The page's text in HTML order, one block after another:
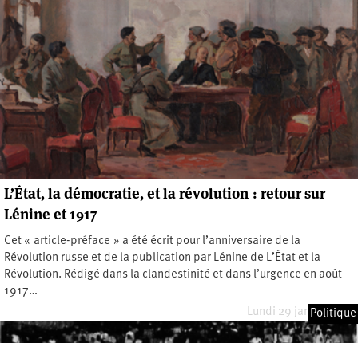
L’État, la démocratie, et la révolution : retour sur
Lénine et 1917
Cet « article-préface » a été écrit pour l’anniversaire de la
Révolution russe et de la publication par Lénine de L’État et la
Révolution. Rédigé dans la clandestinité et dans l’urgence en août
1917…
Lundi 29 janvier 2024
Politique